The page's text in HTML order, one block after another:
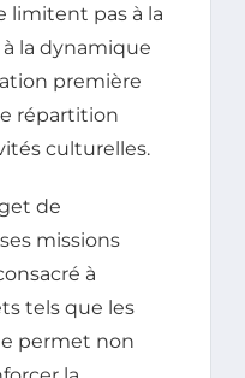
limitent pas à la
la dynamique
première
répartition
culturelles.
de
missions
à
tels que les
permet non